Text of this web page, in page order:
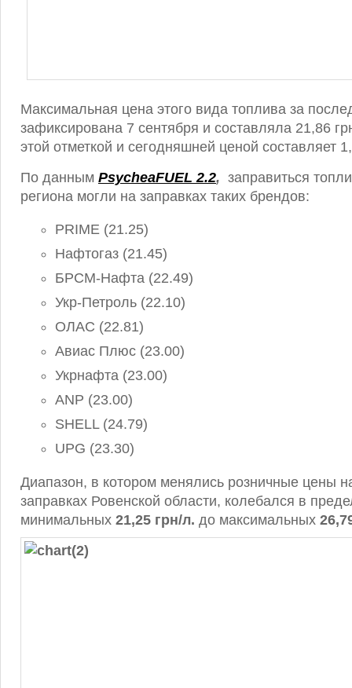
Максимальная цена этого вида топлива за
зафиксирована 7 сентября и составляла 21,86
этой отметкой и сегодняшней ценой составляет
По данным PsycheaFUEL 2.2, заправиться
региона могли на заправках таких брендов:
PRIME (21.25)
Нафтогаз (21.45)
БРСМ-Нафта (22.49)
Укр-Петроль (22.10)
ОЛАС (22.81)
Авиас Плюс (23.00)
Укрнафта (23.00)
ANP (23.00)
SHELL (24.79)
UPG (23.30)
Диапазон, в котором менялись розничные цены
заправках Ровенской области, колебался в
минимальных 21,25 грн/л. до максимальных